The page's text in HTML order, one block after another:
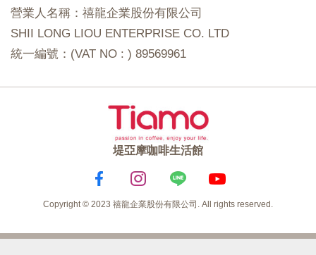
營業人名稱：禧龍企業股份有限公司
SHII LONG LIOU ENTERPRISE CO. LTD
統一編號：(VAT NO : ) 89569961
堤亞摩咖啡生活館
Copyright © 2023 禧龍企業股份有限公司. All rights reserved.